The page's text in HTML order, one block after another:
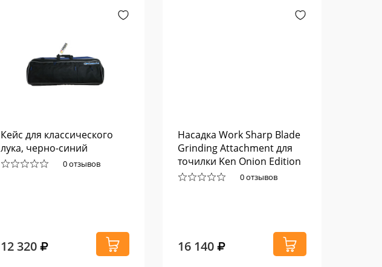
Кейс для классического
лука, черно-синий
0 отзывов
12 320
Насадка Work Sharp Blade
Grinding Attachment для
точилки Ken Onion Edition
81112
0 отзывов
16 140